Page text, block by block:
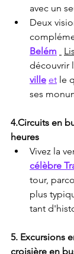
avec un
Deux
Belém
découvrir
ville et le
ses
4.Circuits en
heures
Vivez la
célèbre
tour,
plus
tant
5. Excursions
croisière en